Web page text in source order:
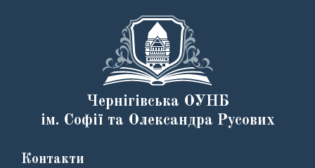
Чернігівська ОУНБ
ім. Софії та Олександра Русових
Контакти